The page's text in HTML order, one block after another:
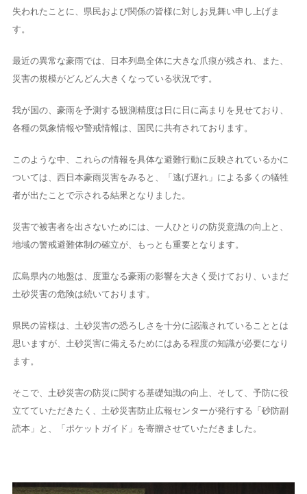
失われたことに、県民および関係の皆様に対しお見舞い申し上げま
す。
最近の異常な豪雨では、日本列島全体に大きな爪痕が残され、また、
災害の規模がどんどん大きくなっている状況です。
我が国の、豪雨を予測する観測精度は日に日に高まりを見せており、
各種の気象情報や警戒情報は、国民に共有されております。
このような中、これらの情報を具体な避難行動に反映されているかに
ついては、西日本豪雨災害をみると、「逃げ遅れ」による多くの犠牲
者が出たことで示される結果となりました。
災害で被害者を出さないためには、一人ひとりの防災意識の向上と、
地域の警戒避難体制の確立が、もっとも重要となります。
広島県内の地盤は、度重なる豪雨の影響を大きく受けており、いまだ
土砂災害の危険は続いております。
県民の皆様は、土砂災害の恐ろしさを十分に認識されていることとは
思いますが、土砂災害に備えるためにはある程度の知識が必要になり
ます。
そこで、土砂災害の防災に関する基礎知識の向上、そして、予防に役
立てていただきたく、土砂災害防止広報センターが発行する「砂防副
読本」と、「ポケットガイド」を寄贈させていただきました。